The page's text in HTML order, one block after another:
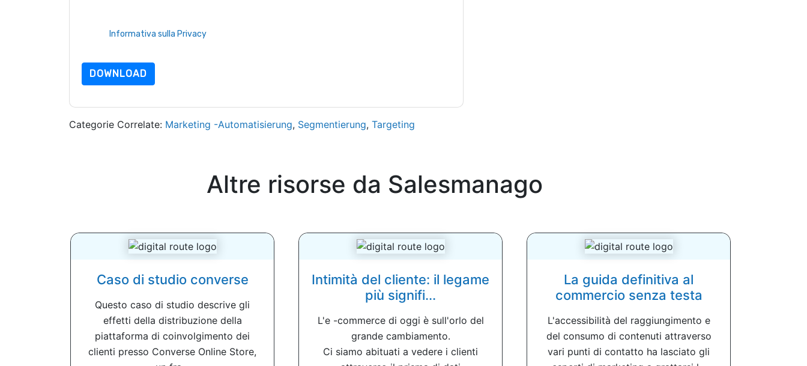
Informativa sulla Privacy.In caso di ulteriori domande, inviare un'e-mail
DOWNLOAD
Categorie Correlate: Marketing -Automatisierung, Segmentierung, Targeting
Altre risorse da Salesmanago
Caso di studio converse
Questo caso di studio descrive gli
effetti della distribuzione della
piattaforma di coinvolgimento dei
clienti presso Converse Online Store,
Intimità del cliente: il legame
più signifi...
L'e -commerce di oggi è sull'orlo del
grande cambiamento.
Ci siamo abituati a vedere i clienti
La guida definitiva al
commercio senza testa
L'accessibilità del raggiungimento e
del consumo di contenuti attraverso
vari punti di contatto ha lasciato gli